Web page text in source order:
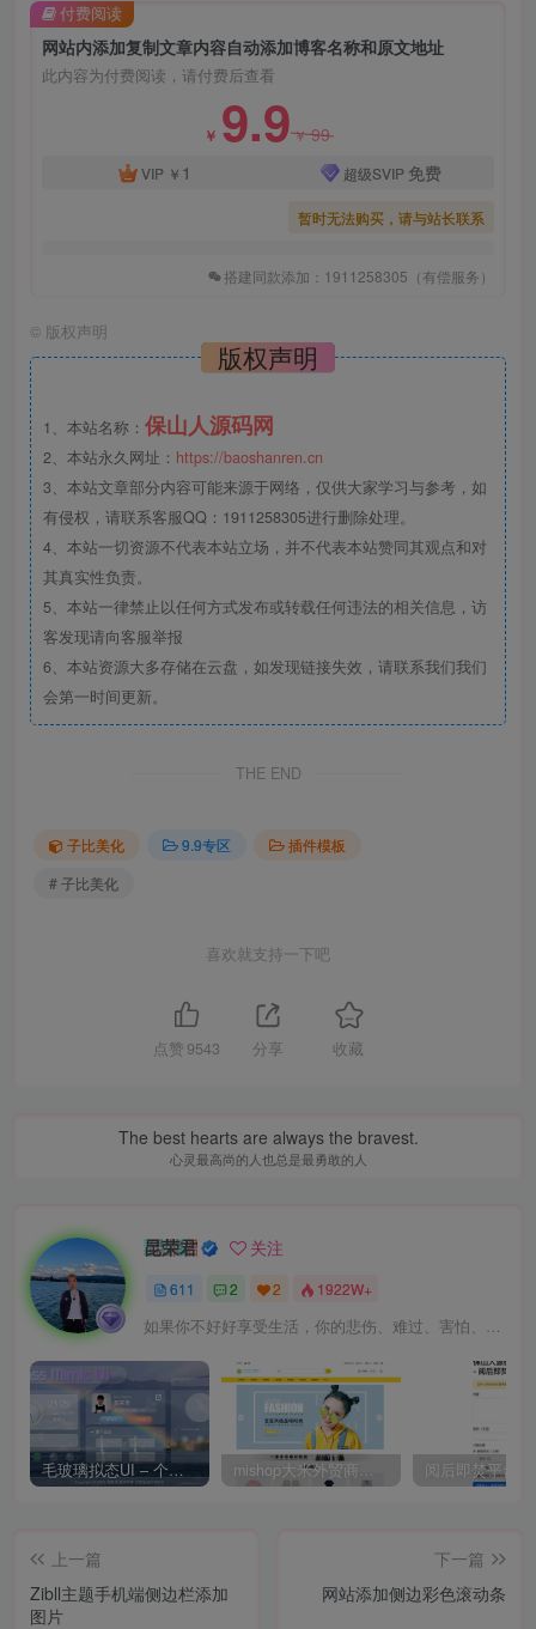
网站内添加复制文章内容自动添加博客名称和原文地址
此内容为付费阅读，请付费后查看
￥ 9.9￥99
VIP ￥ 1 超级SVIP 免费
暂时无法购买，请与站长联系
搭建同款添加：1911258305（有偿服务）
付费阅读
© 版权声明
版权声明
1、本站名称： 保山人源码网
2、本站永久网址： https://baoshanren.cn
3、本站文章部分内容可能来源于网络，仅供大家学习与参考，如
有侵权，请联系客服QQ：1911258305进行删除处理。
4、本站一切资源不代表本站立场，并不代表本站赞同其观点和对
其真实性负责。
5、本站一律禁止以任何方式发布或转载任何违法的相关信息，访
客发现请向客服举报
6、本站资源大多存储在云盘，如发现链接失效，请联系我们我们
会第一时间更新。
THE END
子比美化 9.9专区
插件模板
# 子比美化
喜欢就支持一下吧
点赞 9543 分享 收藏
The best hearts are always the bravest.
心灵最高尚的人也总是最勇敢的人
昆荣君 关注
611 2 2 1922W+
如果你不好好享受生活，你的悲伤、难过、害怕、羞愧和内疚会代替你享受
毛玻璃拟态UI – 个人主页（开源版） mishop大米外贸商城系统133种语言版本
上一篇
Zibll主题手机端侧边栏添加
图片
下一篇
网站添加侧边彩色滚动条